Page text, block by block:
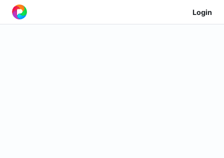
Login